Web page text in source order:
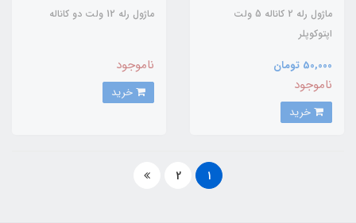
ماژول رله 2 کاناله 5 ولت
اپتوکوپلر
50,000 تومان
ناموجود
ماژول رله 12 ولت دو کاناله
ناموجود
1
2